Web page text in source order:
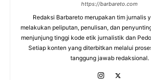
https://barbareto.com
Redaksi Barbareto merupakan tim jurnalis
melakukan peliputan, penulisan, dan
menjunjung tinggi kode etik jurnalistik dan
Setiap konten yang diterbitkan melalui
tanggung jawab redaksional.